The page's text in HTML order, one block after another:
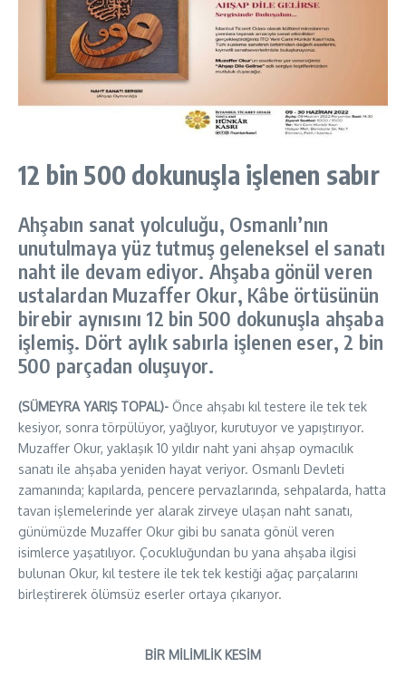
12 bin 500 dokunuşla işlenen sabır
Ahşabın sanat yolculuğu, Osmanlı’nın
unutulmaya yüz tutmuş geleneksel el sanatı
naht ile devam ediyor. Ahşaba gönül veren
ustalardan Muzaffer Okur, Kâbe örtüsünün
birebir aynısını 12 bin 500 dokunuşla ahşaba
işlemiş. Dört aylık sabırla işlenen eser, 2 bin
500 parçadan oluşuyor.
(SÜMEYRA YARIŞ TOPAL)- Önce ahşabı kıl testere ile tek tek
kesiyor, sonra törpülüyor, yağlıyor, kurutuyor ve yapıştırıyor.
Muzaffer Okur, yaklaşık 10 yıldır naht yani ahşap oymacılık
sanatı ile ahşaba yeniden hayat veriyor. Osmanlı Devleti
zamanında; kapılarda, pencere pervazlarında, sehpalarda, hatta
tavan işlemelerinde yer alarak zirveye ulaşan naht sanatı,
günümüzde Muzaffer Okur gibi bu sanata gönül veren
isimlerce yaşatılıyor. Çocukluğundan bu yana ahşaba ilgisi
bulunan Okur, kıl testere ile tek tek kestiği ağaç parçalarını
birleştirerek ölümsüz eserler ortaya çıkarıyor.
BİR MİLİMLİK KESİM